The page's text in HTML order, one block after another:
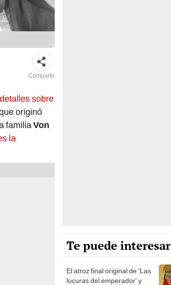
Compartir
sobre
originó
familiaVon
la
Te puede interesar
El atroz final original de 'Las
locuras del emperador' y